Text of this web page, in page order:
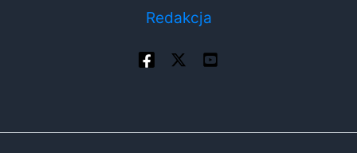
Redakcja